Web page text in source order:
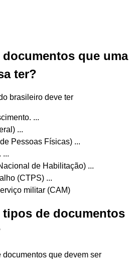
que uma
ter?
brasileiro deve ter
...
...
Pessoas Físicas) ...
...
de Habilitação) ...
(CTPS) ...
militar (CAM)
tipos de documentos
que devem ser